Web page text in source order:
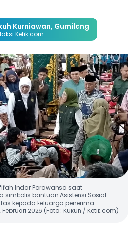
Kurniawan, Gumilang
Ketik.com
Indar Parawansa saat
simbolis bantuan Asistensi Sosial
kepada keluarga penerima
2026 (Foto : Kukuh / Ketik.com)